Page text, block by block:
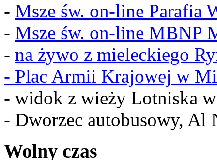
- Msze św. on-line Parafia
- Msze św. on-line MBNP
- na żywo z mieleckiego
- Plac Armii Krajowej w
- widok z wieży Lotniska
- Dworzec autobusowy, Al
Wolny czas